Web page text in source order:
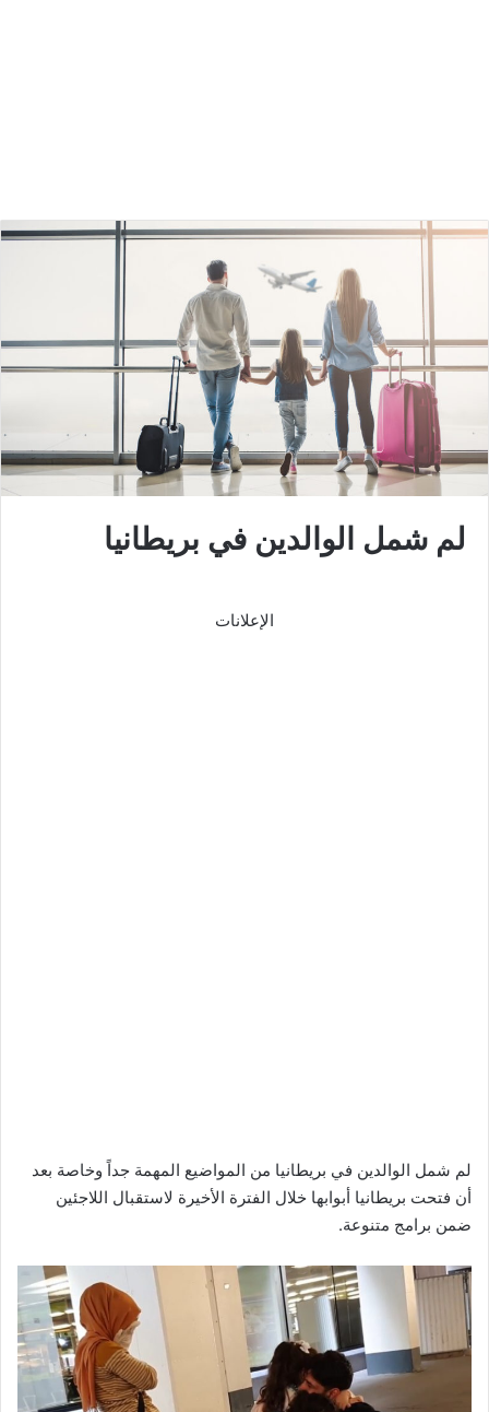
لم شمل الوالدين في بريطانيا
الإعلانات
لم شمل الوالدين في بريطانيا من المواضيع المهمة جداً وخاصة بعد
أن فتحت بريطانيا أبوابها خلال الفترة الأخيرة لاستقبال اللاجئين
ضمن برامج متنوعة.